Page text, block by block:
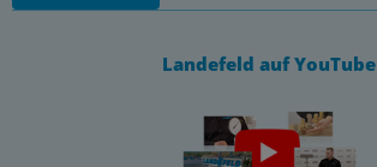
Landefeld auf YouTube